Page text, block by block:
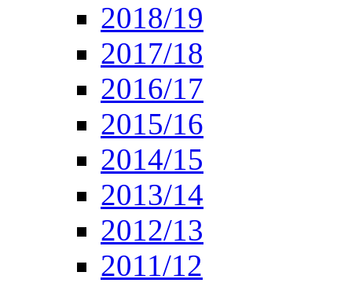
2018/19
2017/18
2016/17
2015/16
2014/15
2013/14
2012/13
2011/12